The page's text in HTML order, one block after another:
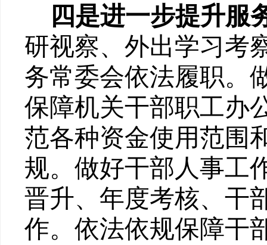
四是进一步提升服
研视察、外出学习考
务常委会依法履职。
保障机关干部职工办
范各种资金使用范围
规。 做好干部人事工
晋升、年度考核、干
作。依法依规保障干